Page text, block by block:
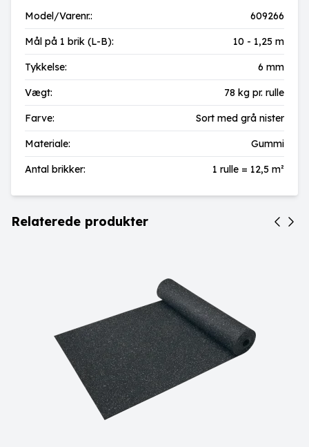
Model/Varenr.: 609266
Mål på 1 brik (L-B): 10 - 1,25 m
Tykkelse: 6 mm
Vægt: 78 kg pr. rulle
Farve: Sort med grå nister
Materiale: Gummi
Antal brikker: 1 rulle = 12,5 m²
Relaterede produkter